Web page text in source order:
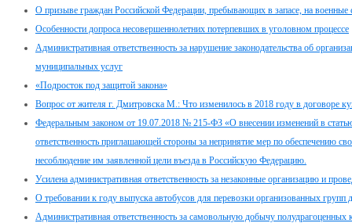
О призыве граждан Российской Федерации, пребывающих в запасе, на военные
Особенности допроса несовершеннолетних потерпевших в уголовном процессе
Административная ответственность за нарушение законодательства об
муниципальных услуг
«Подросток под защитой закона»
Вопрос от жителя г. Дмитровска М.: Что изменилось в 2018 году в договоре
Федеральным законом от 19.07.2018 № 215-ФЗ «О внесении изменений в
ответственность приглашающей стороны за непринятие мер по обеспечению
несоблюдение им заявленной цели въезда в Российскую Федерацию.
Усилена административная ответственность за незаконные организацию и
О требовании к году выпуска автобусов для перевозки организованных групп
Административная ответственность за самовольную добычу полудрагоценных